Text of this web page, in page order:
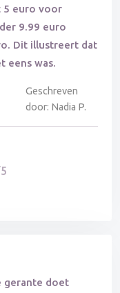
5 euro voor
9.99 euro
Dit illustreert dat
eens was.
Geschreven
door: Nadia P.
gerante doet